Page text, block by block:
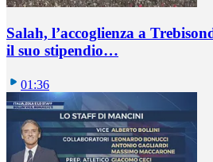
Salah, l’accoglienza a
il suo stipendio…
01:36